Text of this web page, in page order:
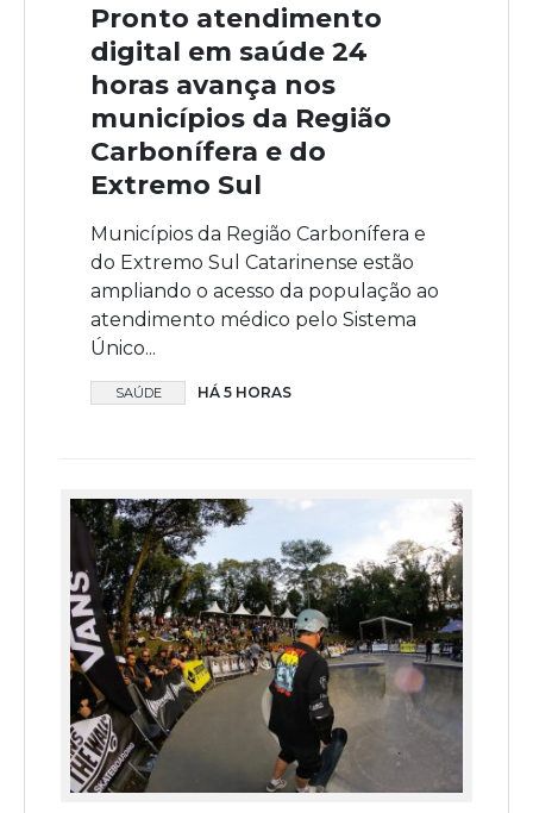
Pronto atendimento
digital em saúde 24
horas avança nos
municípios da Região
Carbonífera e do
Extremo Sul
Municípios da Região Carbonífera e
do Extremo Sul Catarinense estão
ampliando o acesso da população ao
atendimento médico pelo Sistema
Único...
SAÚDE HÁ 5 HORAS